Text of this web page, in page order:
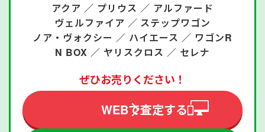
アクア ／ プリウス ／ アルファード
ヴェルファイア ／ ステップワゴン
ノア・ヴォクシー ／ ハイエース ／ ワゴンR
N BOX ／ ヤリスクロス ／ セレナ
ぜひお売りください！
WEBで査定する